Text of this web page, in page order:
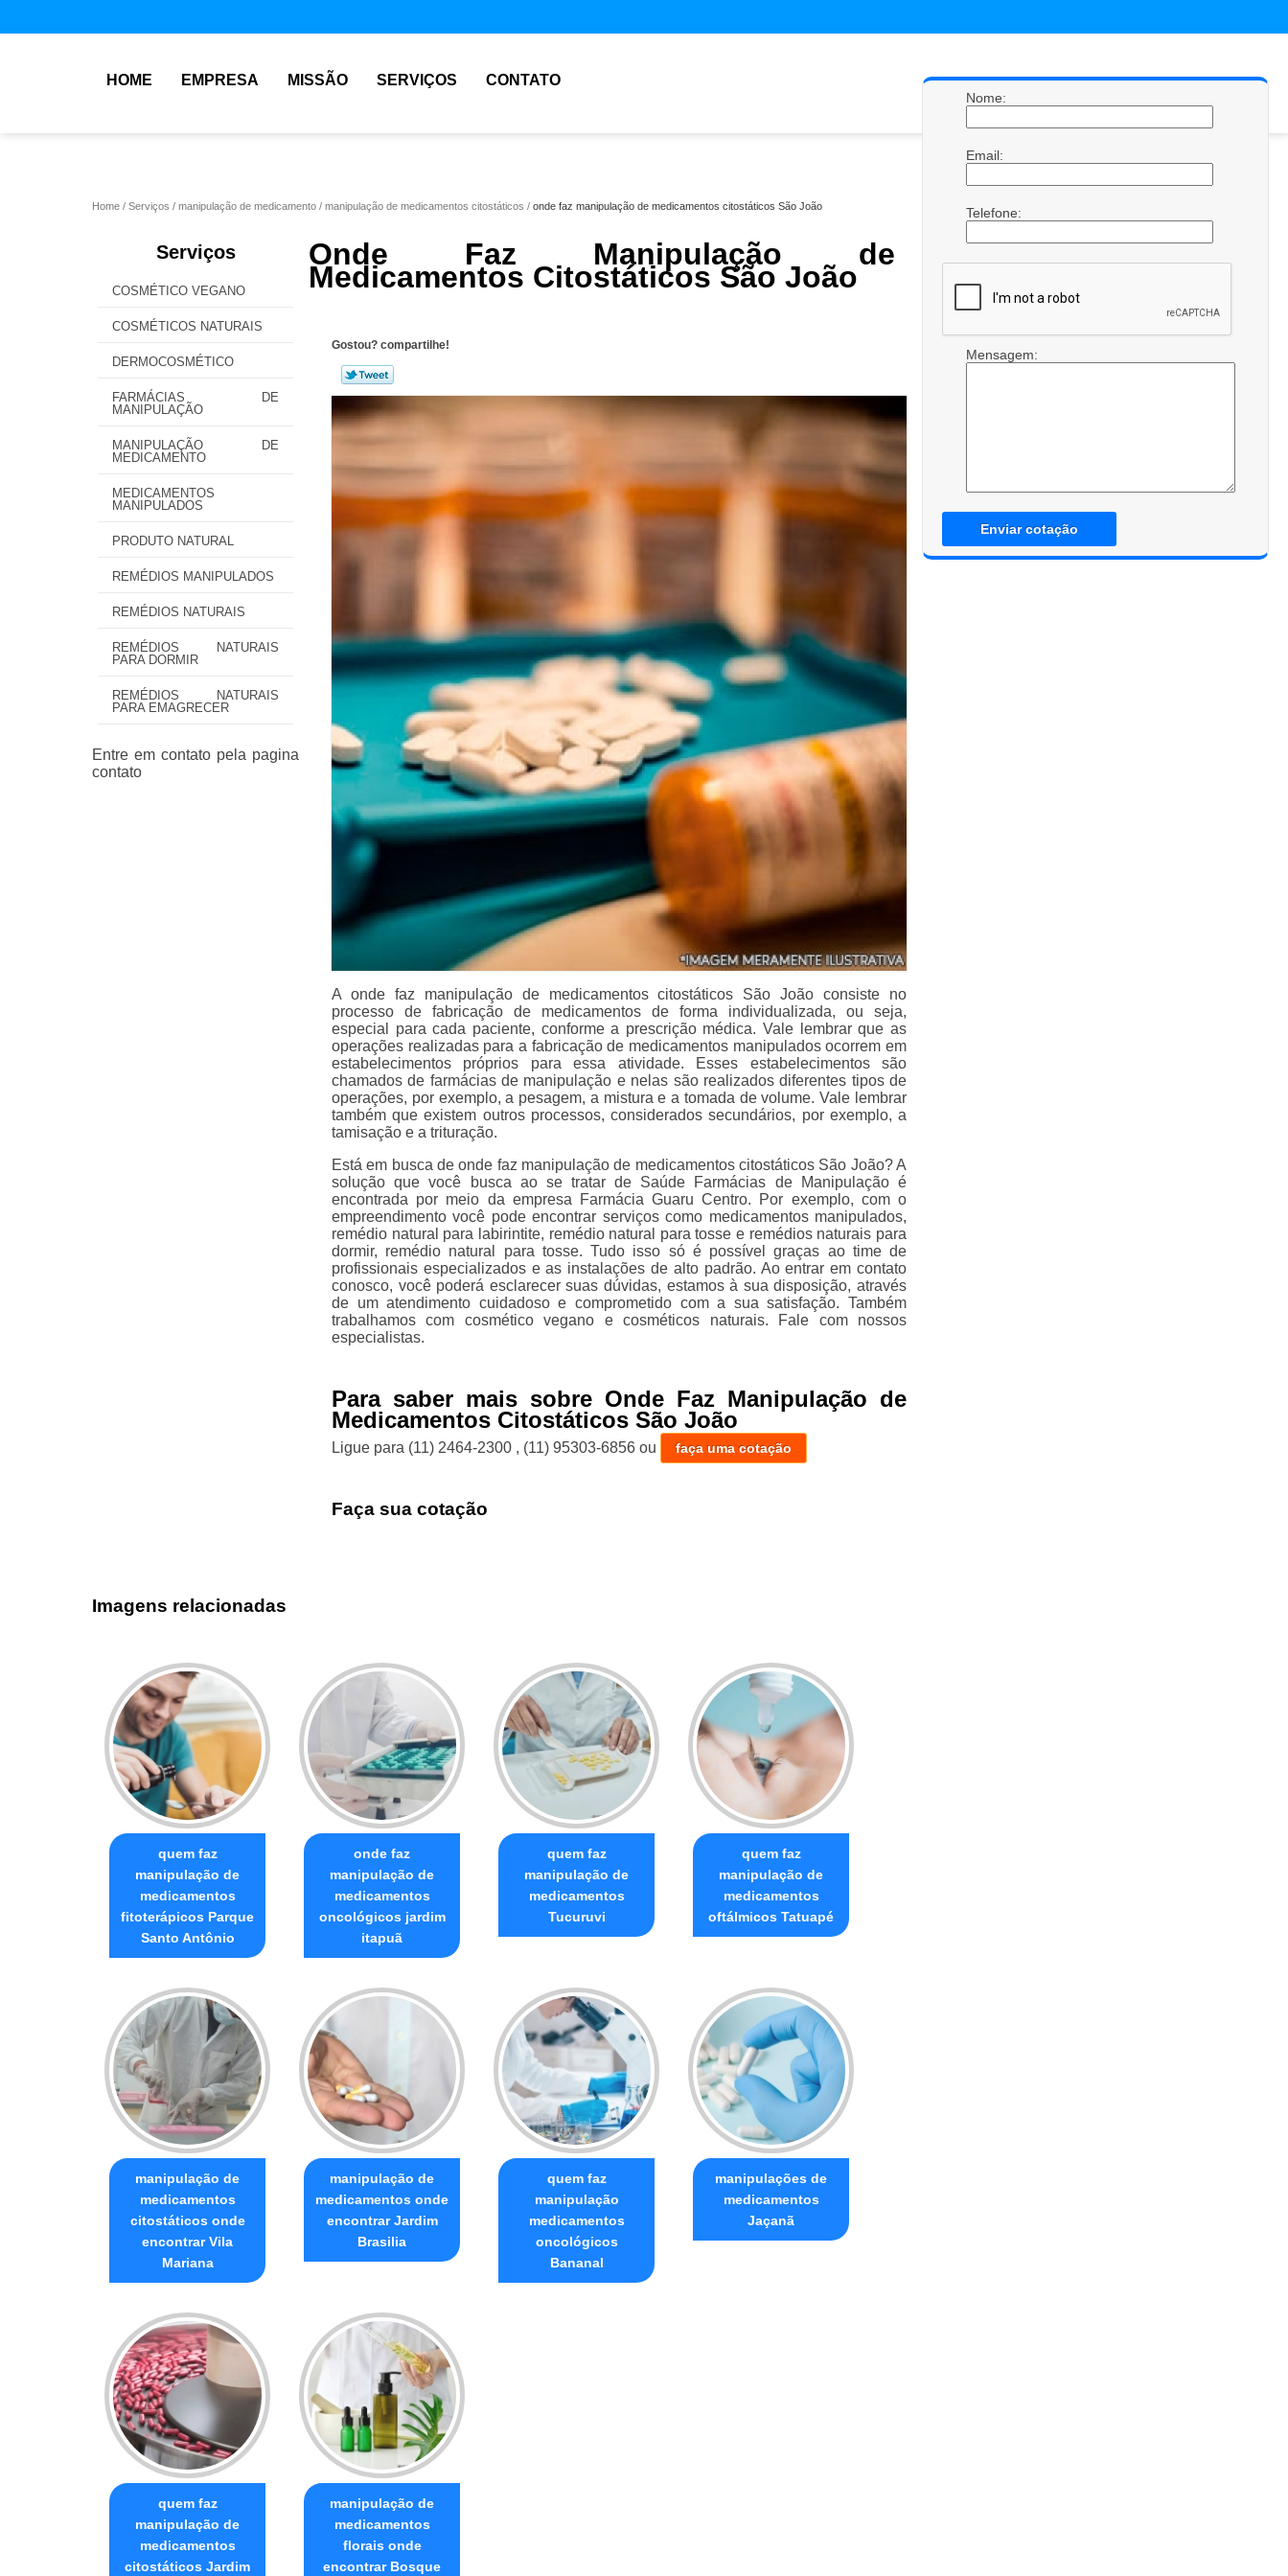
HOME EMPRESA MISSÃO SERVIÇOS CONTATO
Home Serviços manipulação de medicamento manipulação de medicamentos citostáticos onde faz manipulação de medicamentos citostáticos São João
Serviços
COSMÉTICO VEGANO
COSMÉTICOS NATURAIS
DERMOCOSMÉTICO
FARMÁCIAS DE
MANIPULAÇÃO
MANIPULAÇÃO DE
MEDICAMENTO
MEDICAMENTOS
MANIPULADOS
PRODUTO NATURAL
REMÉDIOS MANIPULADOS
REMÉDIOS NATURAIS
REMÉDIOS NATURAIS
PARA DORMIR
REMÉDIOS NATURAIS
PARA EMAGRECER
Onde Faz Manipulação de
Medicamentos Citostáticos São João
Gostou? compartilhe!
A onde faz manipulação de medicamentos citostáticos São João consiste no
processo de fabricação de medicamentos de forma individualizada, ou seja,
especial para cada paciente, conforme a prescrição médica. Vale lembrar que as
operações realizadas para a fabricação de medicamentos manipulados ocorrem em
estabelecimentos próprios para essa atividade. Esses estabelecimentos são
chamados de farmácias de manipulação e nelas são realizados diferentes tipos de
operações, por exemplo, a pesagem, a mistura e a tomada de volume. Vale lembrar
também que existem outros processos, considerados secundários, por exemplo, a
tamisação e a trituração.
Está em busca de onde faz manipulação de medicamentos citostáticos São João? A
solução que você busca ao se tratar de Saúde Farmácias de Manipulação é
encontrada por meio da empresa Farmácia Guaru Centro. Por exemplo, com o
empreendimento você pode encontrar serviços como medicamentos manipulados,
remédio natural para labirintite, remédio natural para tosse e remédios naturais para
dormir, remédio natural para tosse. Tudo isso só é possível graças ao time de
profissionais especializados e as instalações de alto padrão. Ao entrar em contato
conosco, você poderá esclarecer suas dúvidas, estamos à sua disposição, através
de um atendimento cuidadoso e comprometido com a sua satisfação. Também
trabalhamos com cosmético vegano e cosméticos naturais. Fale com nossos
especialistas.
Para saber mais sobre Onde Faz Manipulação de
Medicamentos Citostáticos São João
Ligue para (11) 2464-2300 , (11) 95303-6856 ou faça uma cotação
Faça sua cotação
Nome:
Email:
Telefone:
Mensagem:
Enviar cotação
Imagens relacionadas
quem faz
manipulação de
medicamentos
fitoterápicos Parque
Santo Antônio
onde faz
manipulação de
medicamentos
oncológicos jardim
itapuã
quem faz
manipulação de
medicamentos
Tucuruvi
quem faz
manipulação de
medicamentos
oftálmicos Tatuapé
manipulação de
medicamentos
citostáticos onde
encontrar Vila
Mariana
manipulação de
medicamentos onde
encontrar Jardim
Brasilia
quem faz
manipulação
medicamentos
oncológicos
Bananal
manipulações de
medicamentos
Jaçanã
quem faz
manipulação de
medicamentos
citostáticos Jardim
manipulação de
medicamentos
florais onde
encontrar Bosque